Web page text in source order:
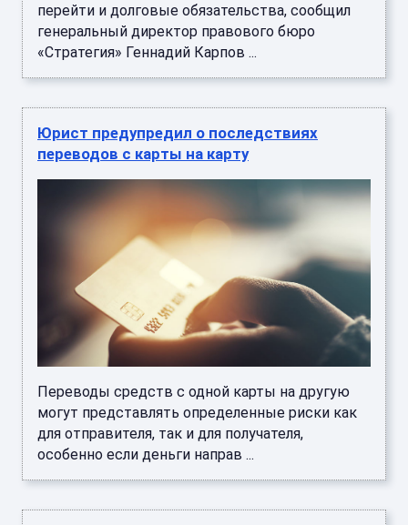
перейти и долговые обязательства, сообщил
генеральный директор правового бюро
«Стратегия» Геннадий Карпов ...
Юрист предупредил о последствиях
переводов с карты на карту
Переводы средств с одной карты на другую
могут представлять определенные риски как
для отправителя, так и для получателя,
особенно если деньги направ ...